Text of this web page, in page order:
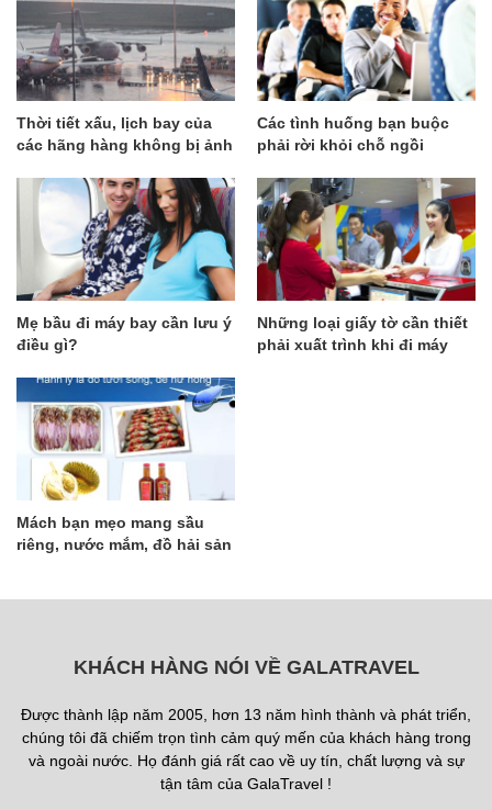
Thời tiết xấu, lịch bay của
các hãng hàng không bị ảnh
Các tình huống bạn buộc
phải rời khỏi chỗ ngồi
Mẹ bầu đi máy bay cần lưu ý
điều gì?
Những loại giấy tờ cần thiết
phải xuất trình khi đi máy
Mách bạn mẹo mang sầu
riêng, nước mắm, đồ hải sản
KHÁCH HÀNG NÓI VỀ GALATRAVEL
Được thành lập năm 2005, hơn 13 năm hình thành và phát triển,
chúng tôi đã chiếm trọn tình cảm quý mến của khách hàng trong
và ngoài nước. Họ đánh giá rất cao về uy tín, chất lượng và sự
tận tâm của GalaTravel !